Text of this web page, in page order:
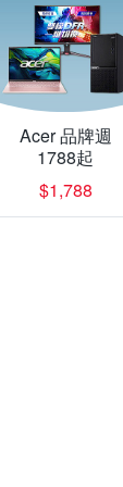
Acer 品牌週
1788起
$1,788